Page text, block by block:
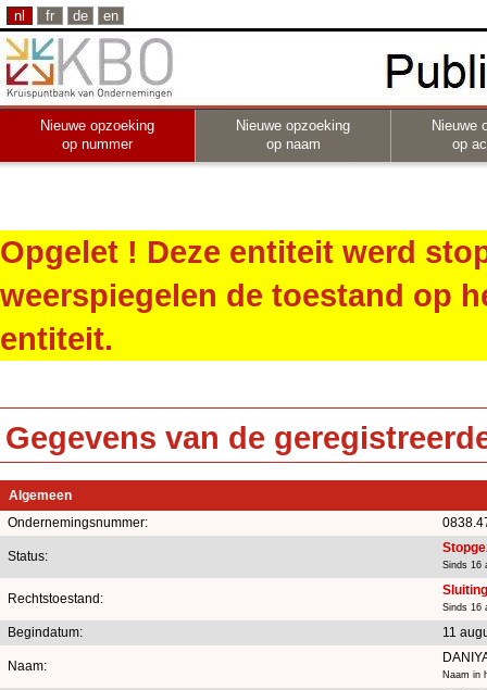
nl fr de en
Nieuwe opzoeking
op nummer
Nieuwe opzoeking
op naam
Nieuwe
op
Opgelet ! Deze entiteit werd
weerspiegelen de toestand op
entiteit.
Gegevens van de
Algemeen
Ondernemingsnummer:
Status:
Sinds 16
Rechtstoestand:
Sinds 16
Begindatum: 11
Naam:
Naam in